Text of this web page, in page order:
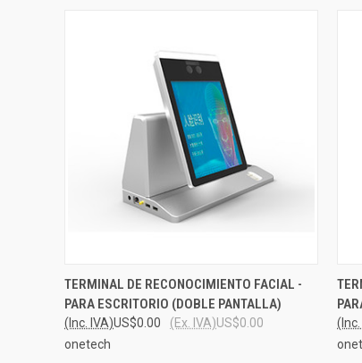
QUICK VIEW ADD TO CART
Compare
TERMINAL DE RECONOCIMIENTO FACIAL -
PARA ESCRITORIO (DOBLE PANTALLA)
US$0.00
(Inc. IVA) US$0.00
(Ex. IVA)
onetech